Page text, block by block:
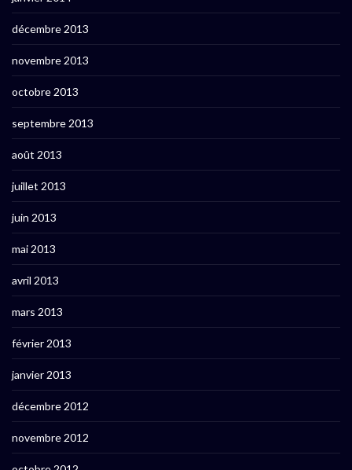
décembre 2013
novembre 2013
octobre 2013
septembre 2013
août 2013
juillet 2013
juin 2013
mai 2013
avril 2013
mars 2013
février 2013
janvier 2013
décembre 2012
novembre 2012